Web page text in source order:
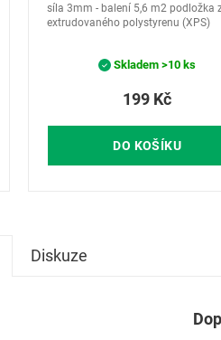
199 Kč
DO KOŠÍKU
síla 3mm - balení 5,6 m2 podložka
extrudovaného polystyrenu (XPS)
Skladem>10 ks
Diskuze